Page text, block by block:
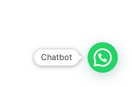
Chatbot